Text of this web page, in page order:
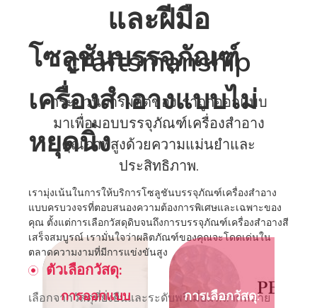
โซลูชันบรรจุภัณฑ์
เครื่องสำอางแบบไม่
หยุดนิ่ง
เรามุ่งเน้นในการให้บริการโซลูชันบรรจุภัณฑ์เครื่องสำอาง
แบบครบวงจรที่ตอบสนองความต้องการพิเศษและเฉพาะของ
คุณ ตั้งแต่การเลือกวัสดุดิบจนถึงการบรรจุภัณฑ์เครื่องสำอางสี
เสร็จสมบูรณ์ เรามั่นใจว่าผลิตภัณฑ์ของคุณจะโดดเด่นใน
ตลาดความงามที่มีการแข่งขันสูง
ตัวเลือกวัสดุ:
เลือกจากวัสดุที่ยั่งยืนและระดับพรีเมี่ยมหลากหลาย
และฝีมือ
craftsmanship
กระบวนการผลิตของเราถูกออกแบบ
มาเพื่อมอบบรรจุภัณฑ์เครื่องสำอาง
คุณภาพสูงด้วยความแม่นยำและ
ประสิทธิภาพ.
การออกแบบ
การเลือกวัสดุ: